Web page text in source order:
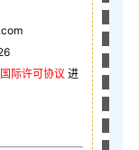
际许可协议 进